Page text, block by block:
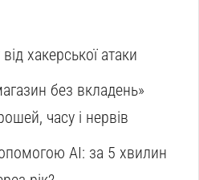
хакерської атаки
без вкладень»
часу і нервів
AI: за 5 хвилин